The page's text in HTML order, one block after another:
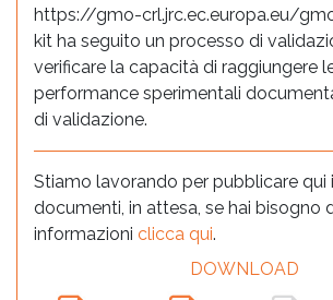
https://gmo-crl.jrc.ec.europa.eu/
kit ha seguito un processo di
verificare la capacità di raggiungere
performance sperimentali
di validazione.
Stiamo lavorando per pubblicare qui
documenti, in attesa, se hai bisogno
informazioni clicca qui.
DOWNLOAD